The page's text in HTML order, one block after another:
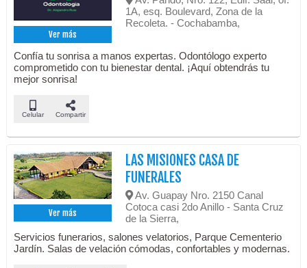
Ver más
1A, esq. Boulevard, Zona de la
Recoleta. - Cochabamba,
Confía tu sonrisa a manos expertas. Odontólogo experto
comprometido con tu bienestar dental. ¡Aquí obtendrás tu
mejor sonrisa!
Celular Compartir
Ver más
LAS MISIONES CASA DE
FUNERALES
Av. Guapay Nro. 2150 Canal
Cotoca casi 2do Anillo - Santa Cruz
de la Sierra,
Servicios funerarios, salones velatorios, Parque Cementerio
Jardín. Salas de velación cómodas, confortables y modernas.